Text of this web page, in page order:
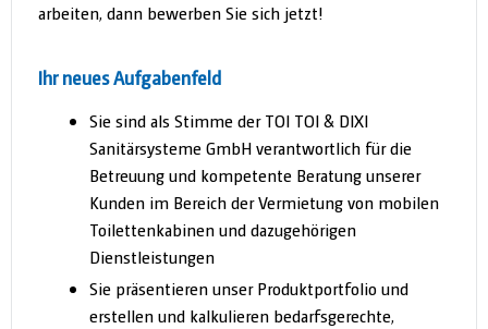
arbeiten, dann bewerben Sie sich jetzt!
Ihr neues Aufgabenfeld
Sie sind als Stimme der TOI TOI & DIXI
Sanitärsysteme GmbH verantwortlich für die
Betreuung und kompetente Beratung unserer
Kunden im Bereich der Vermietung von mobilen
Toilettenkabinen und dazugehörigen
Dienstleistungen
Sie präsentieren unser Produktportfolio und
erstellen und kalkulieren bedarfsgerechte,